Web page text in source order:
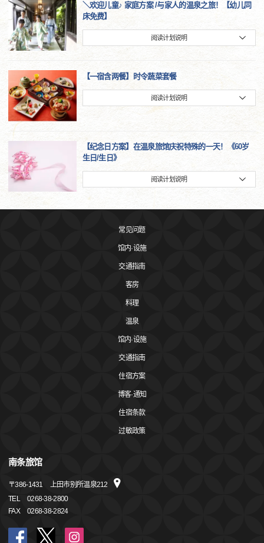
＼欢迎儿童♪ 家庭方案 /与家人的温泉之旅！【幼儿同
床免费】
阅读计划说明
【一宿含两餐】时令蔬菜套餐
阅读计划说明
【纪念日方案】在温泉旅馆庆祝特殊的一天！《60岁
生日/生日》
阅读计划说明
常见问题
馆内·设施
交通指南
客房
料理
温泉
馆内·设施
交通指南
住宿方案
博客·通知
住宿条款
过敏政策
南条旅馆
〒386-1431
上田市别所温泉212
TEL
0268-38-2800
FAX
0268-38-2824